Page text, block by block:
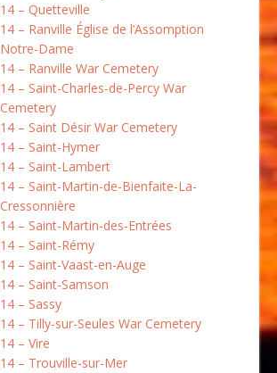
14 – Quetteville
14 – Ranville Église de l’Assomption
Notre-Dame
14 – Ranville War Cemetery
14 – Saint-Charles-de-Percy War
Cemetery
14 – Saint Désir War Cemetery
14 – Saint-Hymer
14 – Saint-Lambert
14 – Saint-Martin-de-Bienfaite-La-
Cressonnière
14 – Saint-Martin-des-Entrées
14 – Saint-Rémy
14 – Saint-Vaast-en-Auge
14 – Saint-Samson
14 – Sassy
14 – Tilly-sur-Seules War Cemetery
14 – Vire
14 – Trouville-sur-Mer